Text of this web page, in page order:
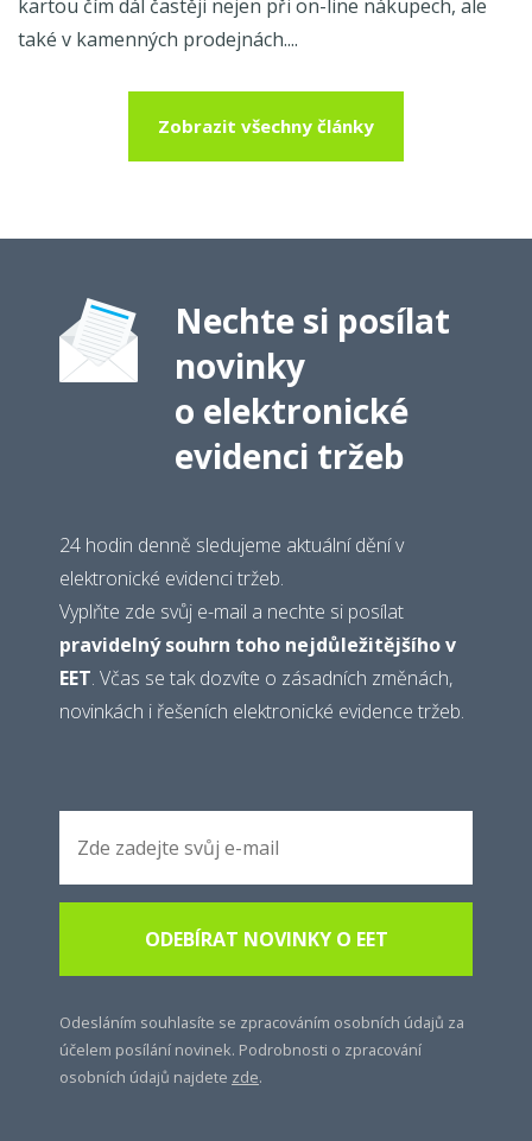
kartou čím dál častěji nejen při on-line nákupech, ale
také v kamenných prodejnách....
Zobrazit všechny články
Nechte si posílat
novinky
o elektronické
evidenci tržeb
24 hodin denně sledujeme aktuální dění v
elektronické evidenci tržeb.
Vyplňte zde svůj e-mail a nechte si posílat
pravidelný souhrn toho nejdůležitějšího v
EET. Včas se tak dozvíte o zásadních změnách,
novinkách i řešeních elektronické evidence tržeb.
Odesláním souhlasíte se zpracováním osobních údajů za
účelem posílání novinek. Podrobnosti o zpracování
osobních údajů najdete zde.